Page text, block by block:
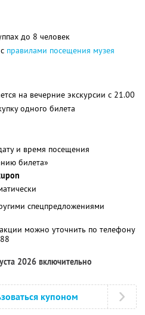
до 8 человек
правилами посещения музея
на вечерние экскурсии с 21.00
одного билета
и время посещения
билета»
спецпредложениями
можно уточнить по телефону
2026 включительно
купоном